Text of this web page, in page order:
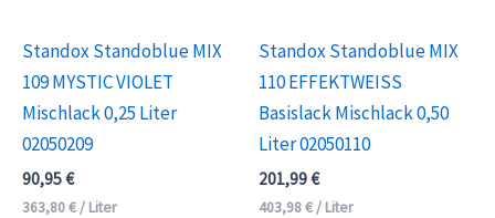
Standox Standoblue MIX
109 MYSTIC VIOLET
Mischlack 0,25 Liter
02050209
90,95€
363,80€ / Liter
Standox Standoblue MIX
110 EFFEKTWEISS
Basislack Mischlack 0,50
Liter 02050110
201,99€
403,98€ / Liter